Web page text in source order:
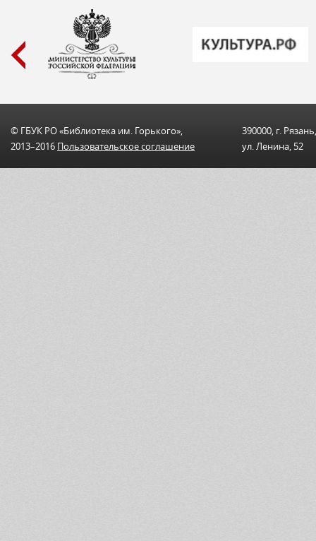
© ГБУК РО «Библиотека им. Горького»,
2013–2016 Пользовательскоe соглашениe
390000, г. Рязань,
ул. Ленина, 52